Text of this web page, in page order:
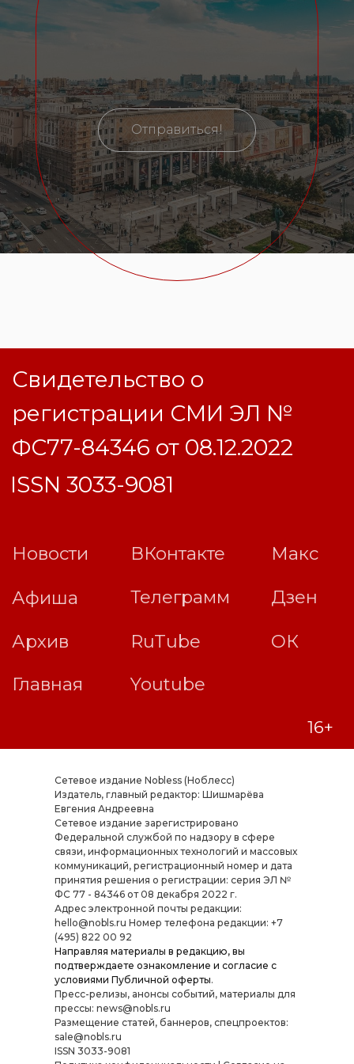
Отправиться!
Сетевое издание Nobless (Ноблесс)
Издатель, главный редактор: Шишмарёва
Евгения Андреевна
Cетевое издание зарегистрировано
Федеральной службой по надзору в сфере
связи, информационных технологий и массовых
коммуникаций, регистрационный номер и дата
принятия решения о регистрации: серия ЭЛ №
ФС 77 - 84346 от 08 декабря 2022 г.
Адрес электронной почты редакции:
hello@nobls.ru Номер телефона редакции: +7
(495) 822 00 92
Направляя материалы в редакцию, вы
подтверждаете ознакомление и согласие с
условиями Публичной оферты.
Пресс-релизы, анонсы событий, материалы для
прессы: news@nobls.ru
Размещение статей, баннеров, спецпроектов:
sale@nobls.ru
ISSN 3033-9081